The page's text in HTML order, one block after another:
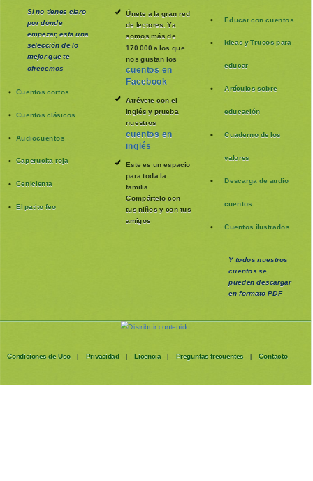
Si no tienes claro
por dónde
empezar, esta una
selección de lo
mejor que te
ofrecemos
Cuentos cortos
Cuentos clásicos
Audiocuentos
Caperucita roja
Cenicienta
El patito feo
Únete a la gran red
de lectores. Ya
somos más de
170.000 a los que
nos gustan los
cuentos en
Facebook
Atrévete con el
inglés y prueba
nuestros
cuentos en
inglés
Este es un espacio
para toda la
familia
Compártelo con
tus niños y con tus
amigos
Educar con cuentos
Ideas y Trucos para
educar
Artículos sobre
educación
Cuaderno de los
valores
Descarga de audio
cuentos
Cuentos ilustrados
Y todos nuestros
cuentos se
puedendescargar
en formato PDF
Condiciones de Uso | Privacidad | Licencia | Preguntas frecuentes | Contacto